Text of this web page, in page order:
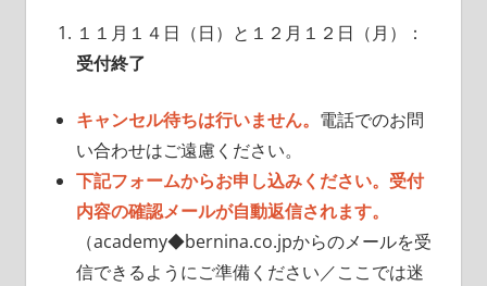
１１月１４日（日）と１２月１２日（月）：
受付終了
キャンセル待ちは行いません。 電話でのお問
い合わせはご遠慮ください。
下記フォームからお申し込みください。受付
内容の確認メールが自動返信されます。
（academy◆bernina.co.jpからのメールを受
信できるようにご準備ください／ここでは迷